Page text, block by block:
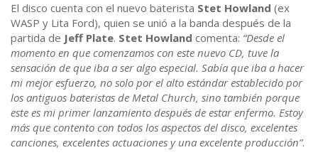
El disco cuenta con el nuevo baterista Stet Howland (ex
WASP y Lita Ford), quien se unió a la banda después de la
partida de Jeff Plate. Stet Howland comenta: “Desde el
momento en que comenzamos con este nuevo CD, tuve la
sensación de que iba a ser algo especial. Sabía que iba a hacer
mi mejor esfuerzo, no solo por el alto estándar establecido por
los antiguos bateristas de Metal Church, sino también porque
este es mi primer lanzamiento después de estar enfermo. Estoy
más que contento con todos los aspectos del disco, excelentes
canciones, excelentes actuaciones y una excelente producción”.